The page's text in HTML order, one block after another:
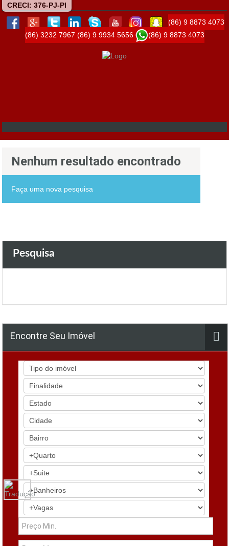
CRECI: 376-PJ-PI
(86) 9 8873 4073
(86) 3232 7967 (86) 9 9934 5656 (86) 9 8873 4073
Nenhum resultado encontrado
Faça uma nova pesquisa
Pesquisa
Encontre Seu Imóvel